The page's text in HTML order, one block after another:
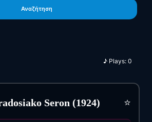
Αναζήτηση
♪ Plays:0
Seron (1924) ⭐